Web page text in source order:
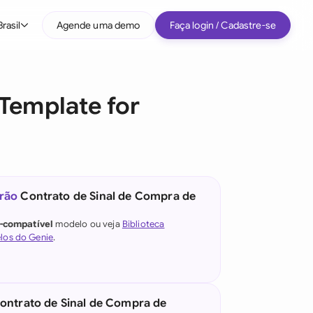
Médio porte
IA jurídica
Agende uma demo Faça login / Cadastre-se
for
Contrato de Sinal de Compra de
compatível modelo ou veja Biblioteca
do Genie.
de Sinal de Compra de